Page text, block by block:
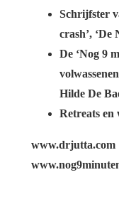
Schrijfster
crash’, ‘De
De ‘Nog 9
Hilde De
Retreats en
www.drjutta.com